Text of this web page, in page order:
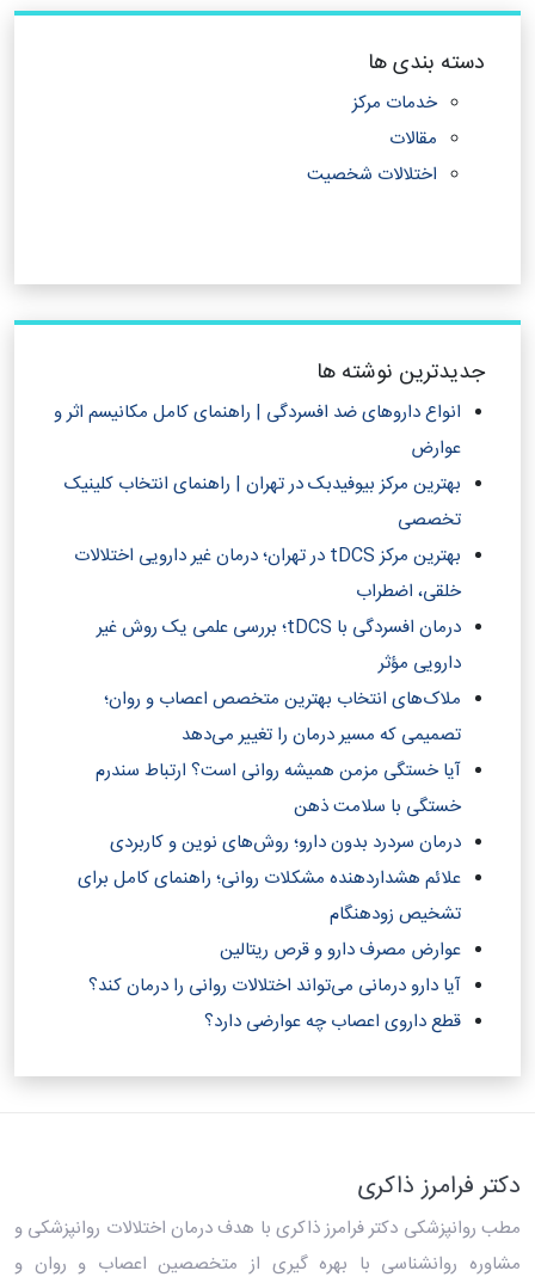
دسته بندی ها
خدمات مرکز
مقالات
اختلالات شخصیت
جدیدترین نوشته ها
انواع داروهای ضد افسردگی | راهنمای کامل مکانیسم اثر و
عوارض
بهترین مرکز بیوفیدبک در تهران | راهنمای انتخاب کلینیک
تخصصی
بهترین مرکز tDCS در تهران؛ درمان غیر دارویی اختلالات
خلقی، اضطراب
درمان افسردگی با tDCS؛ بررسی علمی یک روش غیر
دارویی مؤثر
ملاک‌های انتخاب بهترین متخصص اعصاب و روان؛
تصمیمی که مسیر درمان را تغییر می‌دهد
آیا خستگی مزمن همیشه روانی است؟ ارتباط سندرم
خستگی با سلامت ذهن
درمان سردرد بدون دارو؛ روش‌های نوین و کاربردی
علائم هشداردهنده مشکلات روانی؛ راهنمای کامل برای
تشخیص زودهنگام
عوارض مصرف دارو و قرص ریتالین
آیا دارو درمانی می‌تواند اختلالات روانی را درمان کند؟‎
قطع داروی اعصاب چه عوارضی دارد؟
دکتر فرامرز ذاکری
مطب روانپزشکی دکتر فرامرز ذاکری با هدف درمان اختلالات روانپزشکی و
مشاوره روانشناسی با بهره گیری از متخصصین اعصاب و روان و